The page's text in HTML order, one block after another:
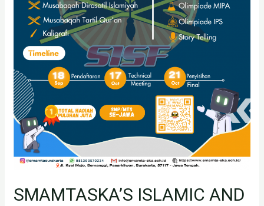
SMAMTASKA’S ISLAMIC AND